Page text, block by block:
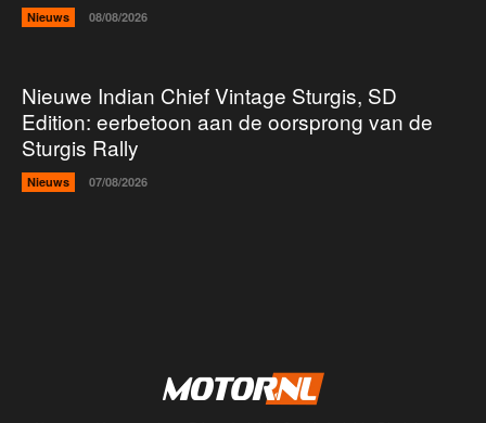
Nieuws 08/08/2026
Nieuwe Indian Chief Vintage Sturgis, SD
Edition: eerbetoon aan de oorsprong van de
Sturgis Rally
Nieuws 07/08/2026